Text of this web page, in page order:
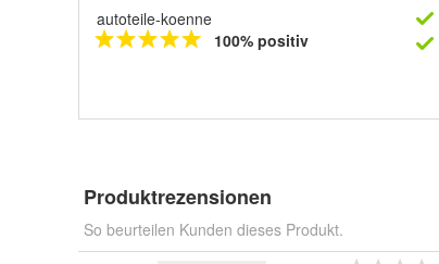
autoteile-koenne
100% positiv
Produktrezensionen
So beurteilen Kunden dieses Produkt.